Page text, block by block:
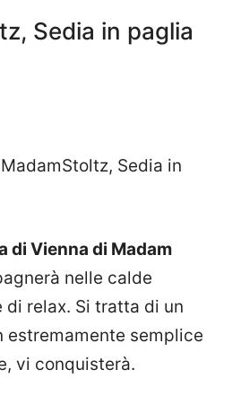
Sedia in paglia
Sedia in
di Vienna di Madam
nelle calde
di relax. Si tratta di un
estremamente semplice
vi conquisterà.